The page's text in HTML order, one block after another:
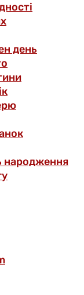
день
народження